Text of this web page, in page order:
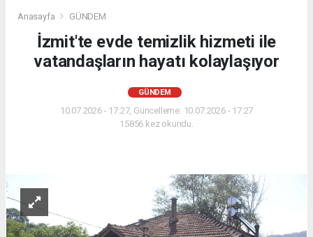
Anasayfa GÜNDEM
İzmit'te evde temizlik hizmeti ile
vatandaşların hayatı kolaylaşıyor
GÜNDEM
10.07.2026 - 17:27, Güncelleme: 10.07.2026 - 17:27
15856 kez okundu.